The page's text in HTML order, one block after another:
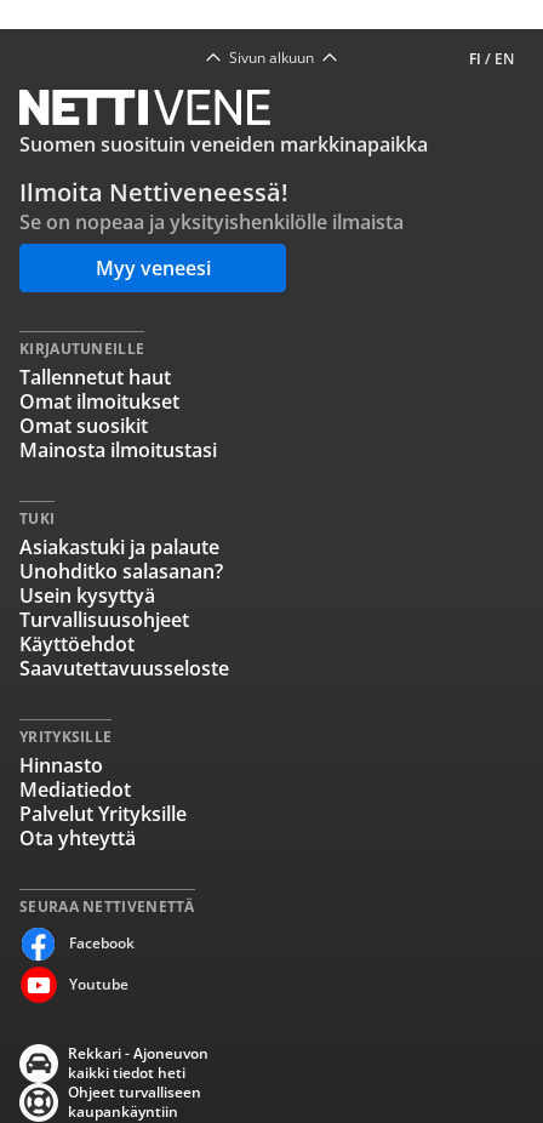
FI / EN
Sivun alkuun
Suomen suosituin veneiden markkinapaikka
Ilmoita Nettiveneessä!
Se on nopeaa ja yksityishenkilölle ilmaista
Myy veneesi
SEURAA NETTIVENETTÄ
Facebook
Youtube
KIRJAUTUNEILLE
Tallennetut haut
Omat ilmoitukset
Omat suosikit
Mainosta ilmoitustasi
TUKI
Asiakastuki ja palaute
Unohditko salasanan?
Usein kysyttyä
Turvallisuusohjeet
Käyttöehdot
Saavutettavuusseloste
YRITYKSILLE
Hinnasto
Mediatiedot
Palvelut Yrityksille
Ota yhteyttä
Rekkari - Ajoneuvon
kaikki tiedot heti
Ohjeet turvalliseen
kaupankäyntiin